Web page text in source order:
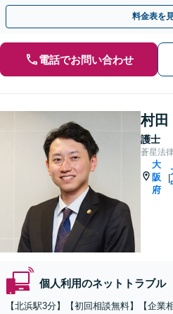
はお気軽にご相談ください。【淀屋橋5
料金表を
電話でお問い合わせ
村田
護士
蒼星法
大
阪
府
|
個人利用のネットトラブル
【北浜駅3分】【初回相談無料】【企業